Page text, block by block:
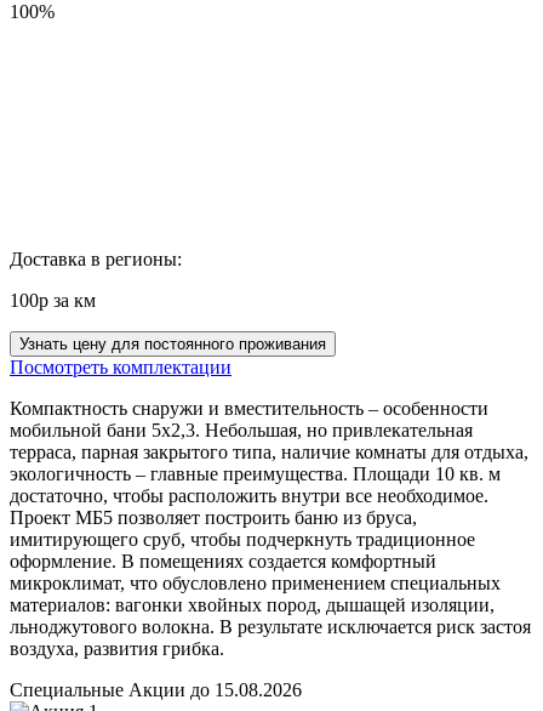
100%
Доставка в регионы:
100р за км
Узнать цену для постоянного проживания
Посмотреть комплектации
Компактность снаружи и вместительность – особенности
мобильной бани 5х2,3. Небольшая, но привлекательная
терраса, парная закрытого типа, наличие комнаты для отдыха,
экологичность – главные преимущества. Площади 10 кв. м
достаточно, чтобы расположить внутри все необходимое.
Проект МБ5 позволяет построить баню из бруса,
имитирующего сруб, чтобы подчеркнуть традиционное
оформление. В помещениях создается комфортный
микроклимат, что обусловлено применением специальных
материалов: вагонки хвойных пород, дышащей изоляции,
льноджутового волокна. В результате исключается риск застоя
воздуха, развития грибка.
Специальные Акции до 15.08.2026